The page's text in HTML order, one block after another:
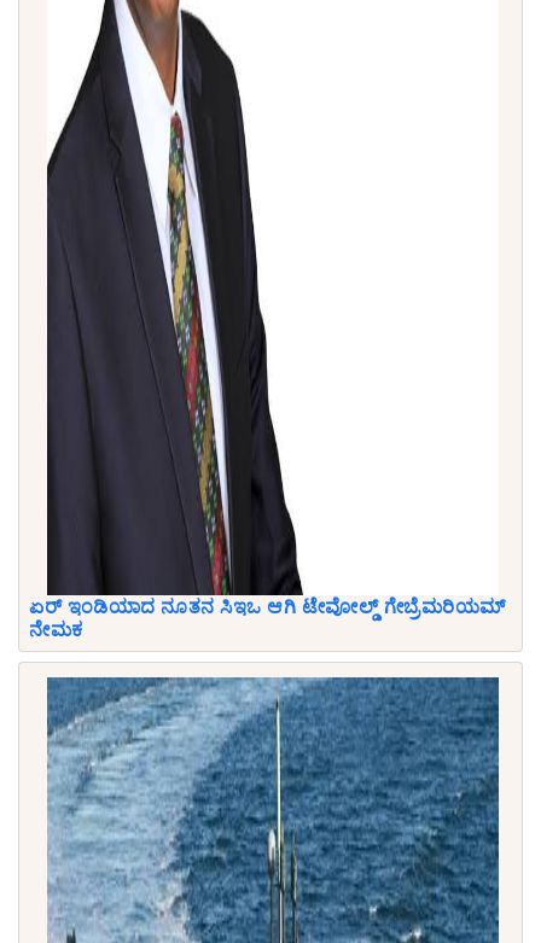
ಏರ್ ಇಂಡಿಯಾದ ನೂತನ ಸಿಇಒ ಆಗಿ ಟೇವೋಲ್ಡ್ ಗೇಬ್ರೆಮರಿಯಮ್
ನೇಮಕ